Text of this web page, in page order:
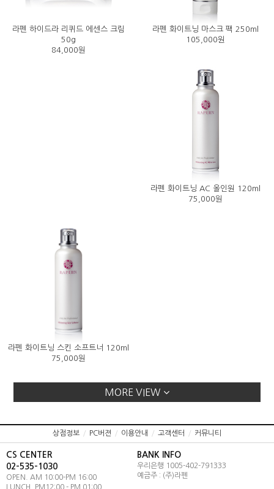
라펜 하이드라 리퀴드 에센스 크림
50g
84,000원
라펜 화이트닝 마스크 팩 250ml
105,000원
라펜 화이트닝 AC 올인원 120ml
75,000원
라펜 화이트닝 스킨 소프트너 120ml
75,000원
MORE VIEW
상점정보 / PC버젼 / 이용안내 / 고객센터 / 커뮤니티
CS CENTER
02-535-1030
OPEN. AM 10:00-PM 16:00
LUNCH. PM12:00 - PM 01:00
BANK INFO
우리은행 1005-402-791333
예금주 : (주)라펜